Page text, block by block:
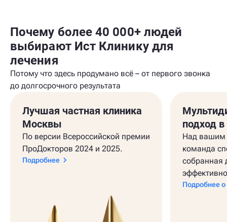
Почему более 40 000+ людей
выбирают Ист Клинику для
лечения
Потому что здесь продумано всё – от первого звонка
до долгосрочного результата
Лучшая частная клиника
Москвы
По версии Всероссийской премии
ПроДокторов 2024 и 2025.
Подробнее
подход
Над вашим
команда
собранная
Подробнее о